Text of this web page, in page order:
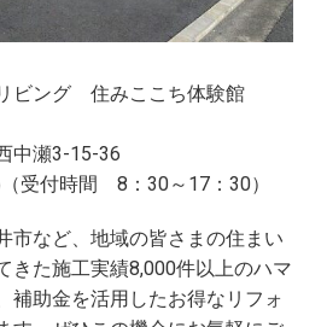
ビング 住みここち体験館
中瀬3-15-36
受付時間 8：30～17：30）
市など、地域の皆さまの住まい
きた施工実績8,000件以上のハマ
補助金を活用したお得なリフォ